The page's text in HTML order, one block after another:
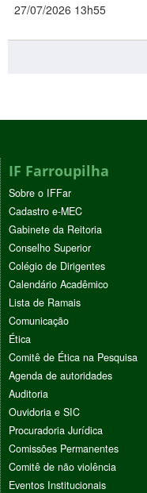
27/07/2026 13h55
IF Farroupilha
Sobre o IFFar
Cadastro e-MEC
Gabinete da Reitoria
Conselho Superior
Colégio de Dirigentes
Calendário Acadêmico
Lista de Ramais
Comunicação
Ética
Comitê de Ética na Pesquisa
Agenda de autoridades
Auditoria
Ouvidoria e SIC
Procuradoria Jurídica
Comissões Permanentes
Comitê de não violência
Eventos Institucionais